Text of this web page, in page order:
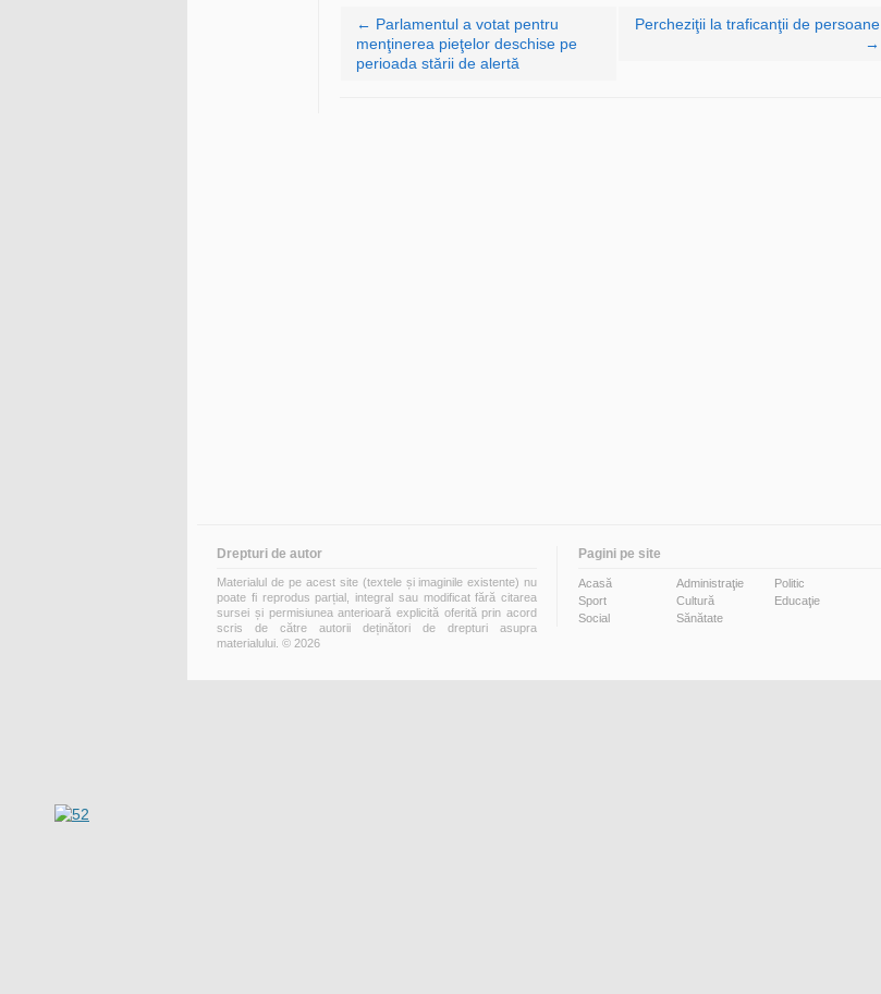
Navigare articole
← Parlamentul a votat pentru
menţinerea pieţelor deschise pe
perioada stării de alertă
Percheziţii la traficanţii de persoane
→
Drepturi de autor
Materialul de pe acest site (textele și imaginile existente) nu
poate fi reprodus parțial, integral sau modificat fără citarea
sursei și permisiunea anterioară explicită oferită prin acord
scris de către autorii deținători de drepturi asupra
materialului. © 2026
Pagini pe site
Acasă Administraţie
Politic
Sport
Cultură
Educaţie
Social
Sănătate